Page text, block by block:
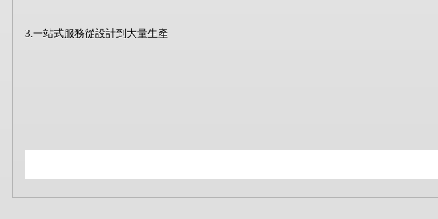
3.一站式服務從設計到大量生產